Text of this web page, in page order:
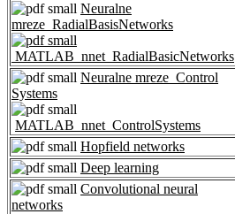
Neuralne
mreze_RadialBasisNetworks
MATLAB_nnet_RadialBasicNetworks
Neuralne mreze_Control
Systems
MATLAB_nnet_ControlSystems
Hopfield networks
Deep learning
Convolutional neural
networks